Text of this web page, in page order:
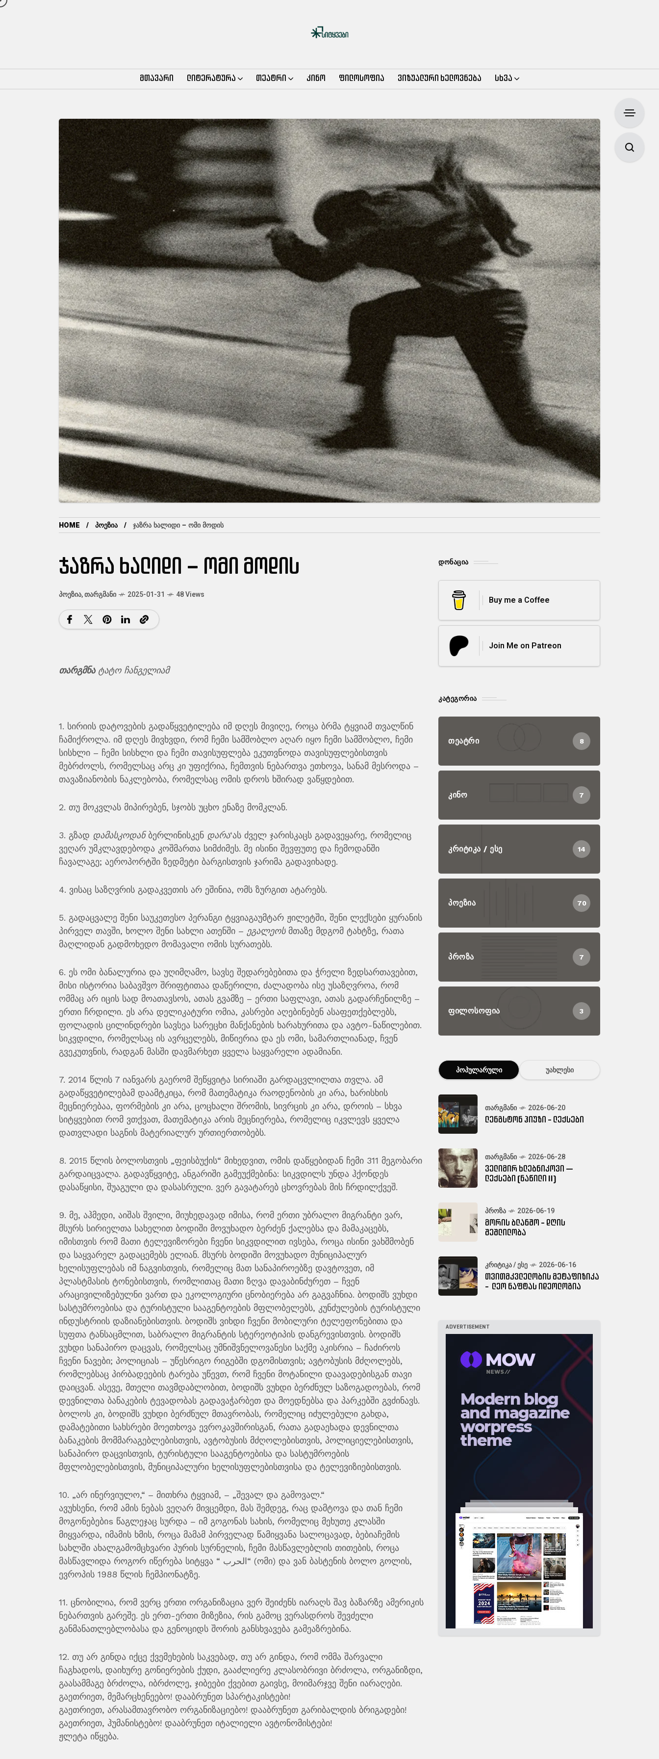
მთავარი ლიტერატურა თეატრი კინო ფილოსოფია ვიზუალური ხელოვნება სხვა
HOME ᲞᲝᲔᲖᲘᲐ ᲯᲐᲖᲠᲐ ᲮᲐᲚᲘᲓᲘ – ᲝᲛᲘ ᲛᲝᲓᲘᲡ
ჯაზრა ხალიდი – ომი მოდის
ᲞᲝᲔᲖᲘᲐ,ᲗᲐᲠᲒᲛᲐᲜᲘ 2025-01-31 48 Views
თარგმნატატო ჩანგელიამ
1. სირიის დატოვების გადაწყვეტილება იმ დღეს მივიღე, როცა ბრმა ტყვიამ თვალწინ
ჩამიქროლა. იმ დღეს მივხვდი, რომ ჩემი სამშობლო აღარ იყო ჩემი სამშობლო, ჩემი
სისხლი – ჩემი სისხლი და ჩემი თავისუფლება ეკუთვნოდა თავისუფლებისთვის
მებრძოლს, რომელსაც არც კი უფიქრია, ჩემთვის ნებართვა ეთხოვა, სანამ მესროდა –
თავაზიანობის ნაკლებობა, რომელსაც ომის დროს ხშირად ვაწყდებით.
2. თუ მოკვლას მიპირებენ, სჯობს უცხო ენაზე მომკლან.
3. გზად დამასკოდანბერლინისკენ დარა‘ას ძველ ჯარისკაცს გადავეყარე, რომელიც
ვეღარ უმკლავდებოდა კოშმართა სიმძიმეს. მე ისინი შევფუთე და ჩემოდანში
ჩავალაგე; აეროპორტში ზედმეტი ბარგისთვის ჯარიმა გადავიხადე.
4. ვისაც საზღვრის გადაკვეთის არ ეშინია, ომს ზურგით ატარებს.
5. გადაცვალე შენი საუკეთესო პერანგი ტყვიაგაუმტარ ჟილეტში, შენი ლექსები ყურანის
პირველ თავში, ხოლო შენი სახლი ათენში – ეგალეოსმთაზე მდგომ ტახტზე, რათა
მაღლიდან გადმოხედო მომავალი ომის სურათებს.
6. ეს ომი ბანალურია და უღიმღამო, სავსე შედარებებითა და ჭრელი ზედსართავებით,
მისი ისტორია საბავშვო შრიფტითაა დაწერილი, ძალადობა ისე უსაზღვროა, რომ
ომმაც არ იცის სად მოათავსოს, ათას გვამზე – ერთი საფლავი, ათას გადარჩენილზე –
ერთი ჩრდილი. ეს არა დელიკატური ომია, კასრები აღებინებენ ასაფეთქებლებს,
ფოლადის ცილინდრები სავსეა სარეცხი მანქანების ხარახურითა და ავტო-ნაწილებით.
სიკვდილი, რომელსაც ის ავრცელებს, მიწიერია და ეს ომი, სამართლიანად, ჩვენ
გვეკუთვნის, რადგან მასში დავმარხეთ ყველა საყვარელი ადამიანი.
7. 2014 წლის 7 იანვარს გაერომ შეწყვიტა სირიაში გარდაცვლილთა თვლა. ამ
გადაწყვეტილებამ დაამტკიცა, რომ მათემატიკა რაოდენობის კი არა, ხარისხის
მეცნიერებაა, ფორმების კი არა, ცოცხალი შრომის, სივრცის კი არა, დროის – სხვა
სიტყვებით რომ ვთქვათ, მათემატიკა არის მეცნიერება, რომელიც იკვლევს ყველა
დათვლადი საგნის მატერიალურ ურთიერთობებს.
8. 2015 წლის ბოლოსთვის „ფეისბუქის“ მიხედვით, ომის დაწყებიდან ჩემი 311 მეგობარი
გარდაიცვალა. გადავწყვიტე, ანგარიში გამეუქმებინა: სიკვდილს უნდა ჰქონდეს
დასაწყისი, შუაგული და დასასრული. ვერ გავატარებ ცხოვრებას მის ჩრდილქვეშ.
9. მე, აჰმედი, აიშას შვილი, მიუხედავად იმისა, რომ ერთი უბრალო მიგრანტი ვარ,
მსურს სირიელთა სახელით ბოდიში მოვუხადო ბერძენ ქალებსა და მამაკაცებს,
იმისთვის რომ მათი ტელევიზორები ჩვენი სიკვდილით ივსება, როცა ისინი ვახშმობენ
და საყვარელ გადაცემებს ელიან. მსურს ბოდიში მოვუხადო მუნიციპალურ
ხელისუფლებას იმ ნაგვისთვის, რომელიც მათ სანაპიროებზე დავტოვეთ, იმ
პლასტმასის ტონებისთვის, რომლითაც მათი ზღვა დავაბინძურეთ – ჩვენ
არაცივილიზებულნი ვართ და ეკოლოგიური ცნობიერება არ გაგვაჩნია. ბოდიშს ვუხდი
სასტუმროებისა და ტურისტული სააგენტოების მფლობელებს, კუნძულების ტურისტული
ინდუსტრიის დაზიანებისთვის. ბოდიშს ვიხდი ჩვენი მობილური ტელეფონებითა და
სუფთა ტანსაცმლით, საბრალო მიგრანტის სტერეოტიპის დანგრევისთვის. ბოდიშს
ვუხდი სანაპირო დაცვას, რომელსაც უმნიშვნელოვანესი საქმე აკისრია – ჩაძიროს
ჩვენი ნავები; პოლიციას – უწესრიგო რიგებში დგომისთვის; ავტობუსის მძღოლებს,
რომლებსაც პირბადეების ტარება უწევთ, რომ ჩვენი მოტანილი დაავადებისგან თავი
დაიცვან. ასევე, მთელი თავმდაბლობით, ბოდიშს ვუხდი ბერძნულ საზოგადოებას, რომ
დევნილთა ბანაკების ტევადობას გადავაჭარბეთ და მოედნებსა და პარკებში გვძინავს.
ბოლოს კი, ბოდიშს ვუხდი ბერძნულ მთავრობას, რომელიც იძულებული გახდა,
დამატებითი სახსრები მოეთხოვა ევროკავშირისგან, რათა გადაეხადა დევნილთა
ბანაკების მომმარაგებლებისთვის, ავტობუსის მძღოლებისთვის, პოლიციელებისთვის,
სანაპირო დაცვისთვის, ტურისტული სააგენტოებისა და სასტუმროების
მფლობელებისთვის, მუნიციპალური ხელისუფლებისთვისა და ტელევიზიებისთვის.
10. „არ ინერვიულო,“ – მითხრა ტყვიამ, – „შევალ და გამოვალ.“
ავუხსენი, რომ ამის ნებას ვეღარ მივცემდი, მას შემდეგ, რაც დამტოვა და თან ჩემი
მოგონებებიs წაგლეჯაც სურდა – იმ გოგონას სახის, რომელიც მეხუთე კლასში
მიყვარდა, იმამის ხმის, როცა მამამ პირველად წამიყვანა სალოცავად, ბებიაჩემის
სახლში ახალგამომცხვარი პურის სურნელის, ჩემი მასწავლებლის თითების, როცა
მასწავლიდა როგორ იწერება სიტყვა “ الحرب“ (ომი) და ვან ბასტენის ბოლო გოლის,
ევროპის 1988 წლის ჩემპიონატზე.
11. ცნობილია, რომ ვერც ერთი ორგანიზაცია ვერ შეიძენს იარაღს შავ ბაზარზე ამერიკის
ნებართვის გარეშე. ეს ერთ-ერთი მიზეზია, რის გამოც ვერასდროს შევძელი
განმანათლებლობასა და გენოციდს შორის განსხვავება გამეაზრებინა.
12. თუ არ გინდა იქცე ქვემეხების საკვებად, თუ არ გინდა, რომ ომმა შარვალი
ჩაგხადოს, დაიხურე გონიერების ქუდი, გააძლიერე კლასობრივი ბრძოლა, ორგანიზდი,
გაასამმაგე ბრძოლა, იბრძოლე, ჯიბეები ქვებით გაივსე, მოიმარჯვე შენი იარაღები.
გაეთრიეთ, მემარცხენეებო! დააბრუნეთ სპარტაკისტები!
გაეთრიეთ, არასამთავრობო ორგანიზაციებო! დააბრუნეთ გარიბალდის ბრიგადები!
გაეთრიეთ, ჰუმანისტებო! დააბრუნეთ იტალიელი ავტონომისტები!
ჟლეტა იწყება.
ᲓᲝᲜᲐᲪᲘᲐ
Buy me a Coffee
Join Me on Patreon
ᲙᲐᲢᲔᲒᲝᲠᲘᲐ
ᲗᲔᲐᲢᲠᲘ 8
ᲙᲘᲜᲝ 7
ᲙᲠᲘᲢᲘᲙᲐ / ᲔᲡᲔ 14
ᲞᲝᲔᲖᲘᲐ 70
ᲞᲠᲝᲖᲐ 7
ᲤᲘᲚᲝᲡᲝᲤᲘᲐ 3
ᲞᲝᲞᲣᲚᲐᲠᲣᲚᲘ ᲣᲐᲮᲚᲔᲡᲘ
ᲗᲐᲠᲒᲛᲐᲜᲘ 2026-06-20
ლენგსტონ ჰიუზი - ლექსები
ᲗᲐᲠᲒᲛᲐᲜᲘ 2026-06-28
ველიმირ ხლებნიკოვი —
ლექსები (ნაწილი II)
ᲞᲠᲝᲖᲐ 2026-06-19
მორის ბლანშო - დღის
შეშლილობა
ᲙᲠᲘᲢᲘᲙᲐ / ᲔᲡᲔ 2026-06-16
თვითმკვლელობის მეტაფიზიკა
- ლეო ნაფტას იდეოლოგია
ADVERTISEMENT